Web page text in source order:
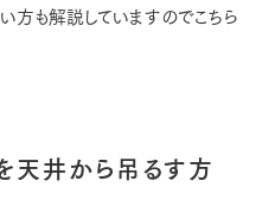
方も解説していますのでこちら
天井から吊るす方